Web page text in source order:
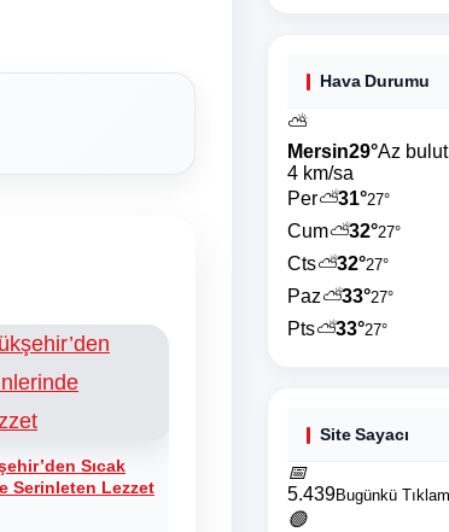
Sıcak
Serinleten Lezzet
Hava Durumu
⛅
Mersin29°Az
4 km/sa
Per⛅31°27°
Cum⛅32°27°
Cts⛅32°27°
Paz⛅33°27°
Pts⛅33°27°
Site Sayacı
📅
5.439Bugünkü
🟢